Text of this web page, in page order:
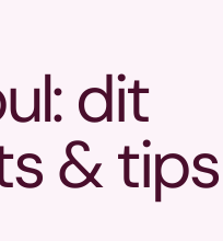
dit
& tips